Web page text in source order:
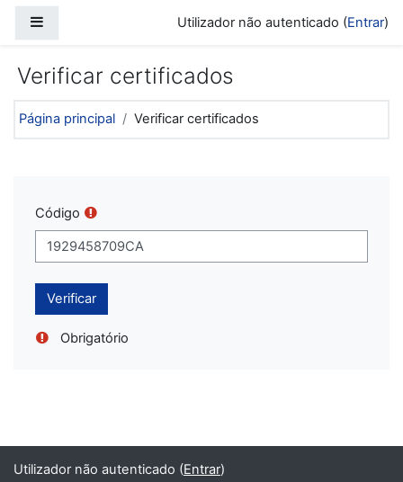
Utilizador não autenticado (Entrar)
Verificar certificados
Página principal Verificar certificados
Código
Obrigatório
Utilizador não autenticado (Entrar)